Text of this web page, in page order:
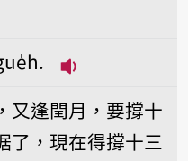
又逢閏月，要撐十
了，現在得撐十三